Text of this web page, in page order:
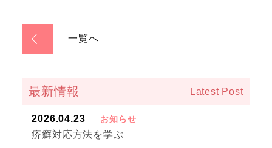
一覧へ
最新情報
2026.04.23 お知らせ
疥癬対応方法を学ぶ